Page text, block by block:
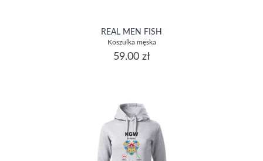
REAL MEN FISH
Koszulka męska
59.00 zł